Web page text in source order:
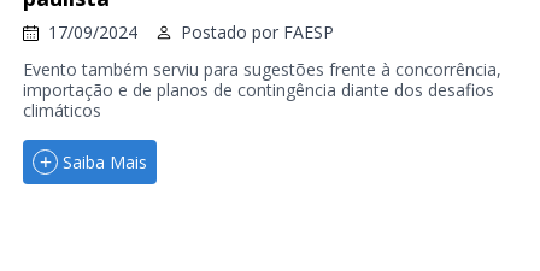
17/09/2024 Postado por FAESP
Evento também serviu para sugestões frente à concorrência,
importação e de planos de contingência diante dos desafios
climáticos
Saiba Mais